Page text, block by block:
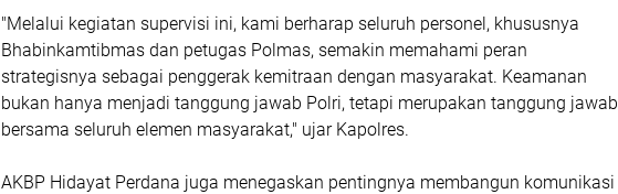
"Melalui kegiatan supervisi ini, kami berharap seluruh personel, khususnya
Bhabinkamtibmas dan petugas Polmas, semakin memahami peran
strategisnya sebagai penggerak kemitraan dengan masyarakat. Keamanan
bukan hanya menjadi tanggung jawab Polri, tetapi merupakan tanggung jawab
bersama seluruh elemen masyarakat," ujar Kapolres.
AKBP Hidayat Perdana juga menegaskan pentingnya membangun komunikasi